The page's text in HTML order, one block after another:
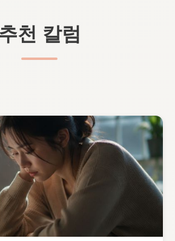
추천 칼럼